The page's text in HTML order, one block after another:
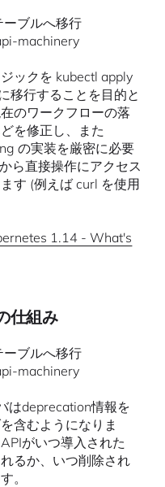
ーブルへ移行
machinery
ックを kubectl apply
移行することを目的と
のワークフローの落
を修正し、また
の実装を厳密に必要
ら直接操作にアクセス
す (例えば curl を使用
1.14 - What's
仕組み
ーブルへ移行
machinery
はdeprecation情報を
含むようになりま
がいつ導入された
るか、いつ削除され
。